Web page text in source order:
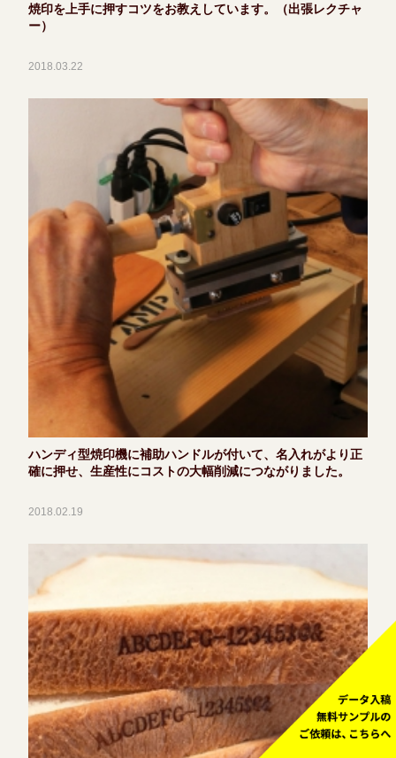
焼印を上手に押すコツをお教えしています。（出張レクチャ
ー）
2018.03.22
ハンディ型焼印機に補助ハンドルが付いて、名入れがより正
確に押せ、生産性にコストの大幅削減につながりました。
2018.02.19